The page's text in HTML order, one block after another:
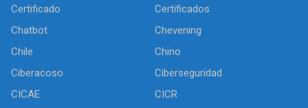
Certificado
Certificados
Chatbot
Chevening
Chile
Chino
Ciberacoso
Ciberseguridad
CICAE
CICR